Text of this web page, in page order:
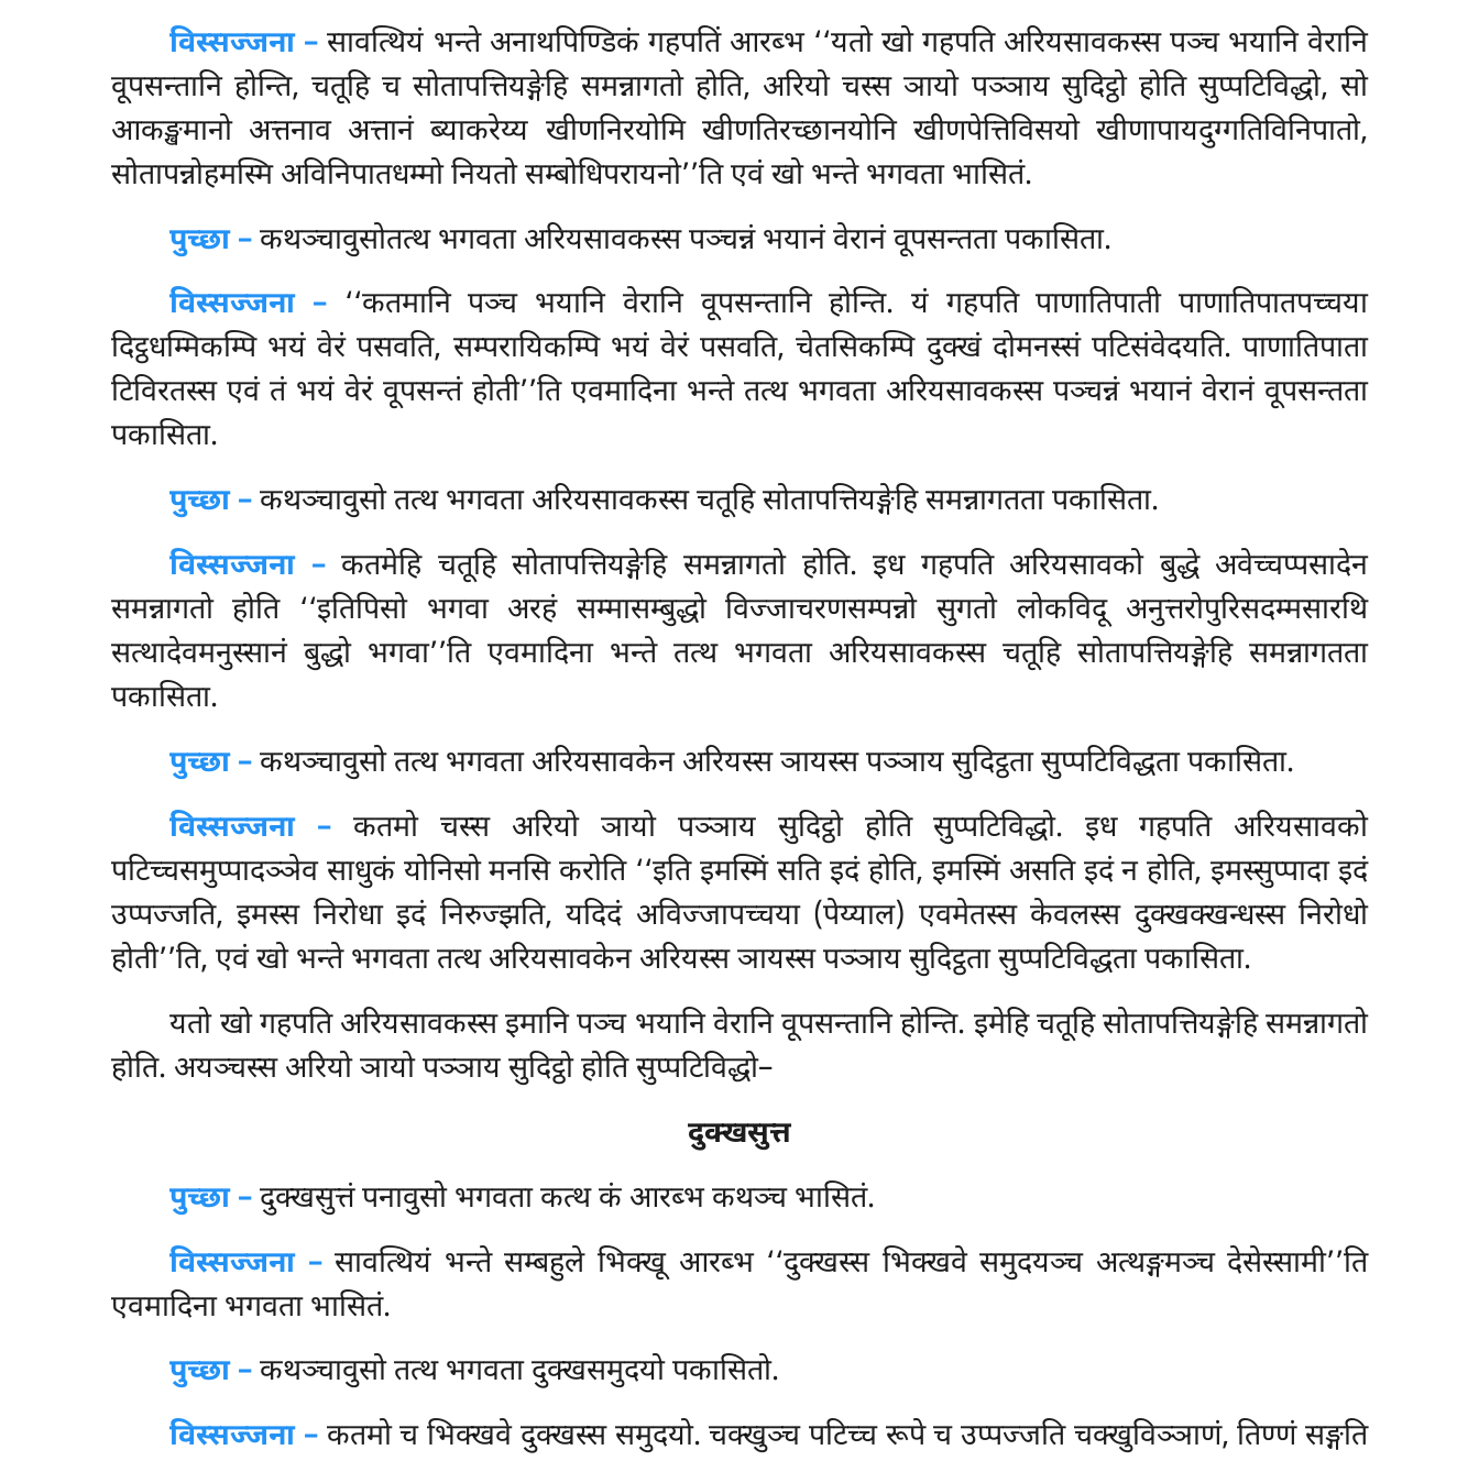
विस्सज्जना – सावत्थियं भन्ते अनाथपिण्डिकं गहपतिं आरब्भ ‘‘यतो खो गहपति अरियसावकस्स पञ्च भयानि वेरानि
वूपसन्तानि होन्ति, चतूहि च सोतापत्तियङ्गेहि समन्नागतो होति, अरियो चस्स ञायो पञ्ञाय सुदिट्ठो होति सुप्पटिविद्धो, सो
आकङ्खमानो अत्तनाव अत्तानं ब्याकरेय्य खीणनिरयोमि खीणतिरच्छानयोनि खीणपेत्तिविसयो खीणापायदुग्गतिविनिपातो,
सोतापन्नोहमस्मि अविनिपातधम्मो नियतो सम्बोधिपरायनो’’ति एवं खो भन्ते भगवता भासितं.
पुच्छा – कथञ्चावुसोतत्थ भगवता अरियसावकस्स पञ्चन्नं भयानं वेरानं वूपसन्तता पकासिता.
विस्सज्जना – ‘‘कतमानिपञ्च भयानि वेरानि वूपसन्तानि होन्ति. यं गहपति पाणातिपाती पाणातिपातपच्चया
दिट्ठधम्मिकम्पि भयं वेरं पसवति, सम्परायिकम्पि भयं वेरं पसवति, चेतसिकम्पि दुक्खं दोमनस्सं पटिसंवेदयति. पाणातिपाता
टिविरतस्स एवं तं भयं वेरं वूपसन्तं होती’’ति एवमादिना भन्ते तत्थ भगवता अरियसावकस्स पञ्चन्नं भयानं वेरानं वूपसन्तता
पकासिता.
पुच्छा – कथञ्चावुसोतत्थ भगवता अरियसावकस्स चतूहि सोतापत्तियङ्गेहि समन्नागतता पकासिता.
विस्सज्जना –कतमेहि चतूहि सोतापत्तियङ्गेहि समन्नागतो होति. इध गहपति अरियसावको बुद्धे अवेच्चप्पसादेन
समन्नागतो होति ‘‘इतिपिसो भगवा अरहं सम्मासम्बुद्धो विज्जाचरणसम्पन्नो सुगतो लोकविदू अनुत्तरोपुरिसदम्मसारथि
सत्थादेवमनुस्सानं बुद्धो भगवा’’ति एवमादिना भन्ते तत्थ भगवता अरियसावकस्स चतूहि सोतापत्तियङ्गेहि समन्नागतता
पकासिता.
पुच्छा – कथञ्चावुसोतत्थ भगवता अरियसावकेन अरियस्स ञायस्स पञ्ञाय सुदिट्ठता सुप्पटिविद्धता पकासिता.
विस्सज्जना – कतमो चस्स अरियो ञायो पञ्ञाय सुदिट्ठो होति सुप्पटिविद्धो. इध गहपति अरियसावको
पटिच्चसमुप्पादञ्ञेव साधुकं योनिसो मनसि करोति ‘‘इति इमस्मिं सति इदं होति, इमस्मिं असति इदं न होति, इमस्सुप्पादा इदं
उप्पज्जति, इमस्स निरोधा इदं निरुज्झति, यदिदं अविज्जापच्चया (पेय्याल) एवमेतस्स केवलस्स दुक्खक्खन्धस्स निरोधो
होती’’ति, एवं खो भन्ते भगवता तत्थ अरियसावकेन अरियस्स ञायस्स पञ्ञाय सुदिट्ठता सुप्पटिविद्धता पकासिता.
यतो खो गहपति अरियसावकस्स इमानि पञ्च भयानि वेरानि वूपसन्तानि होन्ति. इमेहि चतूहि सोतापत्तियङ्गेहि समन्नागतो
होति. अयञ्चस्स अरियो ञायो पञ्ञाय सुदिट्ठो होति सुप्पटिविद्धो–
दुक्खसुत्त
पुच्छा – दुक्खसुत्तंपनावुसो भगवता कत्थ कं आरब्भ कथञ्च भासितं.
विस्सज्जना –सावत्थियं भन्ते सम्बहुले भिक्खू आरब्भ ‘‘दुक्खस्स भिक्खवे समुदयञ्च अत्थङ्गमञ्च देसेस्सामी’’ति
एवमादिना भगवता भासितं.
पुच्छा – कथञ्चावुसोतत्थ भगवता दुक्खसमुदयो पकासितो.
विस्सज्जना – कतमो च भिक्खवे दुक्खस्स समुदयो. चक्खुञ्च पटिच्च रूपे च उप्पज्जति चक्खुविञ्ञाणं, तिण्णं सङ्गति